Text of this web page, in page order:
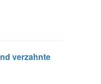
verzahnte